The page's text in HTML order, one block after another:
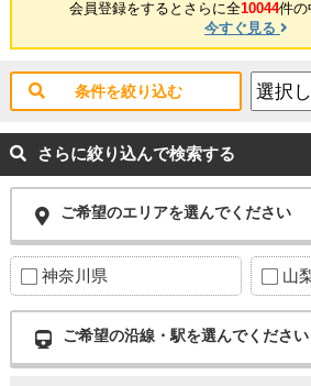
会員登録をするとさらに全10044件の
今すぐ見る
条件を絞り込む
さらに絞り込んで検索する
ご希望のエリアを選んでください
神奈川県 山
ご希望の沿線・駅を選んでください